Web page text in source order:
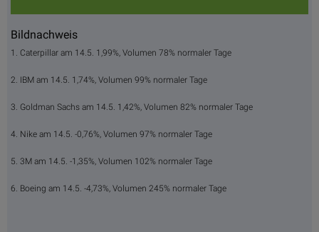
Bildnachweis
1. Caterpillar am 14.5. 1,99%, Volumen 78% normaler Tage
2. IBM am 14.5. 1,74%, Volumen 99% normaler Tage
3. Goldman Sachs am 14.5. 1,42%, Volumen 82% normaler Tage
4. Nike am 14.5. -0,76%, Volumen 97% normaler Tage
5. 3M am 14.5. -1,35%, Volumen 102% normaler Tage
6. Boeing am 14.5. -4,73%, Volumen 245% normaler Tage